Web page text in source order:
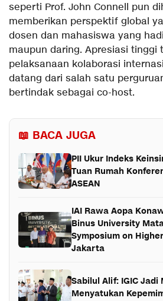
seperti Prof. John Connell pun
memberikan perspektif global
dosen dan mahasiswa yang
maupun daring. Apresiasi tinggi
pelaksanaan kolaborasi
datang dari salah satu
bertindak sebagai co-host.
📖 BACA JUGA
PII Ukur Indeks
Tuan Rumah
ASEAN
IAI Rawa Aopa
Binus University
Symposium on
Jakarta
Sabilul Alif: IGIC Jadi
Menyatukan